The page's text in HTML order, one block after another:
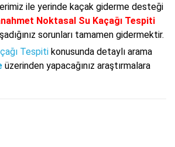
ile yerinde kaçak giderme desteği
Noktasal Su Kaçağı Tespiti
sorunları tamamen gidermektir.
Tespiti konusunda detaylı arama
üzerinden yapacağınız araştırmalara